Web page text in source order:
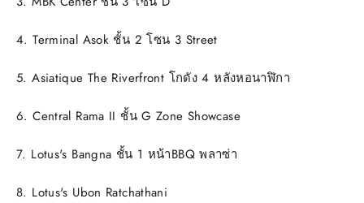
4. Terminal Asok ชั้น 2 โซน 3 Street
5. Asiatique The Riverfront โกดัง 4 หลังหอนาฬิกา
6. Central Rama II ชั้น G Zone Showcase
7. Lotus's Bangna ชั้น 1 หน้าBBQ พลาซ่า
8. Lotus's Ubon Ratchathani